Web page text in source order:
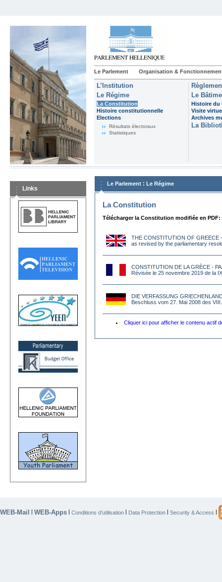
Le Parlement Organisation &
L’Institution
Le Régime
La Constitution
Histoire constitutionnelle
Elections
Résultats électoraux
Statistiques
Le
Histoire du
Visite
Archives
La
Links
Le Parlement : Le Régime
La Constitution
Télécharger la Constitution modifiée en PDF:
THE CONSTITUTION OF GREECE
as revised by the parliamentary
CONSTITUTION DE LA GRÈCE -
Révisée le 25 novembre 2019 de la
DIE VERFASSUNG
Beschluss vom 27. Mai 2008 des
Cliquer ici pour afficher le contenu actif
WEB-Mail WEB-Apps Conditions d’utilisation Data Protection Security & Access